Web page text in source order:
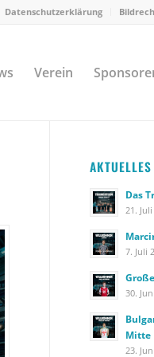
Datenschutzerklärung
Verein
AKTUELLES
Das
21.
7. Juli
30.
Mitte
23.